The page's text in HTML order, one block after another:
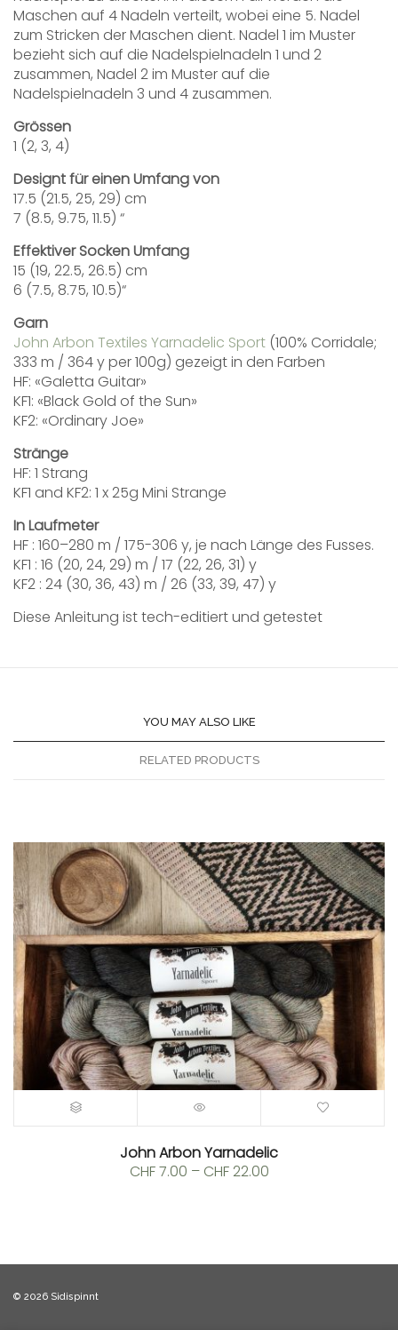
Maschen auf 4 Nadeln verteilt, wobei eine 5. Nadel
zum Stricken der Maschen dient. Nadel 1 im Muster
bezieht sich auf die Nadelspielnadeln 1 und 2
zusammen, Nadel 2 im Muster auf die
Nadelspielnadeln 3 und 4 zusammen.
Grössen
1 (2, 3, 4)
Designt für einen Umfang von
17.5 (21.5, 25, 29) cm
7 (8.5, 9.75, 11.5) “
Effektiver Socken Umfang
15 (19, 22.5, 26.5) cm
6 (7.5, 8.75, 10.5)“
Garn
John Arbon Textiles Yarnadelic Sport (100% Corridale;
333 m / 364 y per 100g) gezeigt in den Farben
HF: «Galetta Guitar»
KF1: «Black Gold of the Sun»
KF2: «Ordinary Joe»
Stränge
HF: 1 Strang
KF1 and KF2: 1 x 25g Mini Strange
In Laufmeter
HF : 160–280 m / 175-306 y, je nach Länge des Fusses.
KF1 : 16 (20, 24, 29) m / 17 (22, 26, 31) y
KF2 : 24 (30, 36, 43) m / 26 (33, 39, 47) y
Diese Anleitung ist tech-editiert und getestet
YOU MAY ALSO LIKE
RELATED PRODUCTS
John Arbon Yarnadelic
CHF7.00 – CHF22.00Preisspanne:
© 2026 Sidispinnt